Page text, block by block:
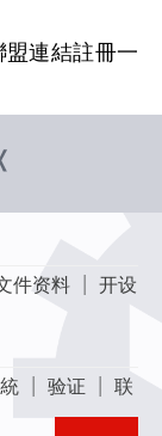
連結註冊一
件资料 | 开设
| 验证 | 联